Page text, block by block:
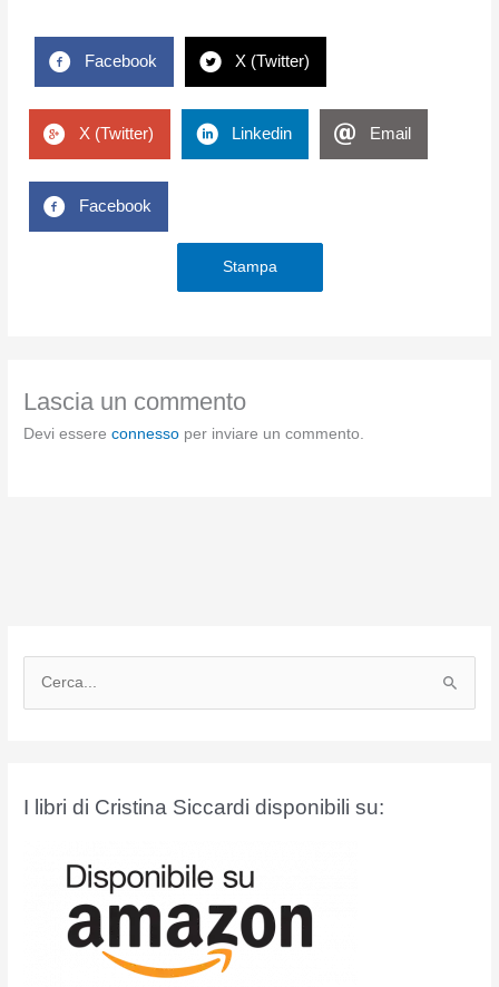
Facebook X (Twitter)
X (Twitter) Linkedin Email
Facebook
Stampa
Lascia un commento
Devi essereconnesso per inviare un commento.
I libri di Cristina Siccardi disponibili su: